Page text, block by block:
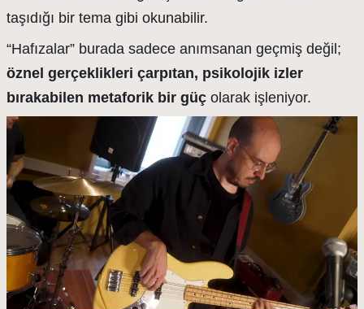
taşıdığı bir tema gibi okunabilir.
“Hafızalar” burada sadece anımsanan geçmiş değil;
öznel gerçeklikleri çarpıtan, psikolojik izler
bırakabilen metaforik bir güç olarak işleniyor.